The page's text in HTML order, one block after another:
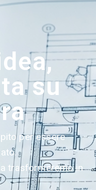
su
per essere
trasformeremo in